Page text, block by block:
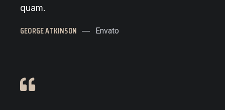
quam.
GEORGE ATKINSON Envato